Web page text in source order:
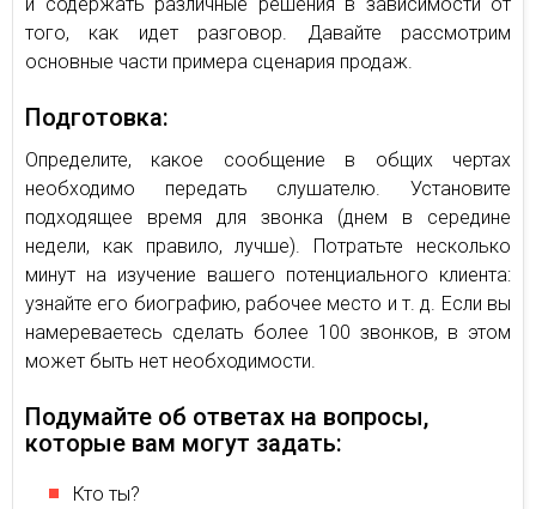
и содержать различные решения в зависимости от
того, как идет разговор. Давайте рассмотрим
основные части примера сценария продаж.
Подготовка:
Определите, какое сообщение в общих чертах
необходимо передать слушателю. Установите
подходящее время для звонка (днем в середине
недели, как правило, лучше). Потратьте несколько
минут на изучение вашего потенциального клиента:
узнайте его биографию, рабочее место и т. д. Если вы
намереваетесь сделать более 100 звонков, в этом
может быть нет необходимости.
Подумайте об ответах на вопросы,
которые вам могут задать:
Кто ты?